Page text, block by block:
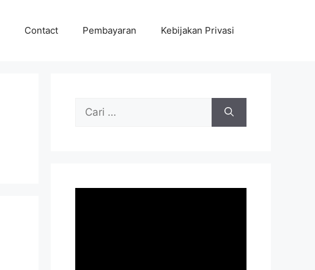
Contact Pembayaran Kebijakan Privasi
Cari